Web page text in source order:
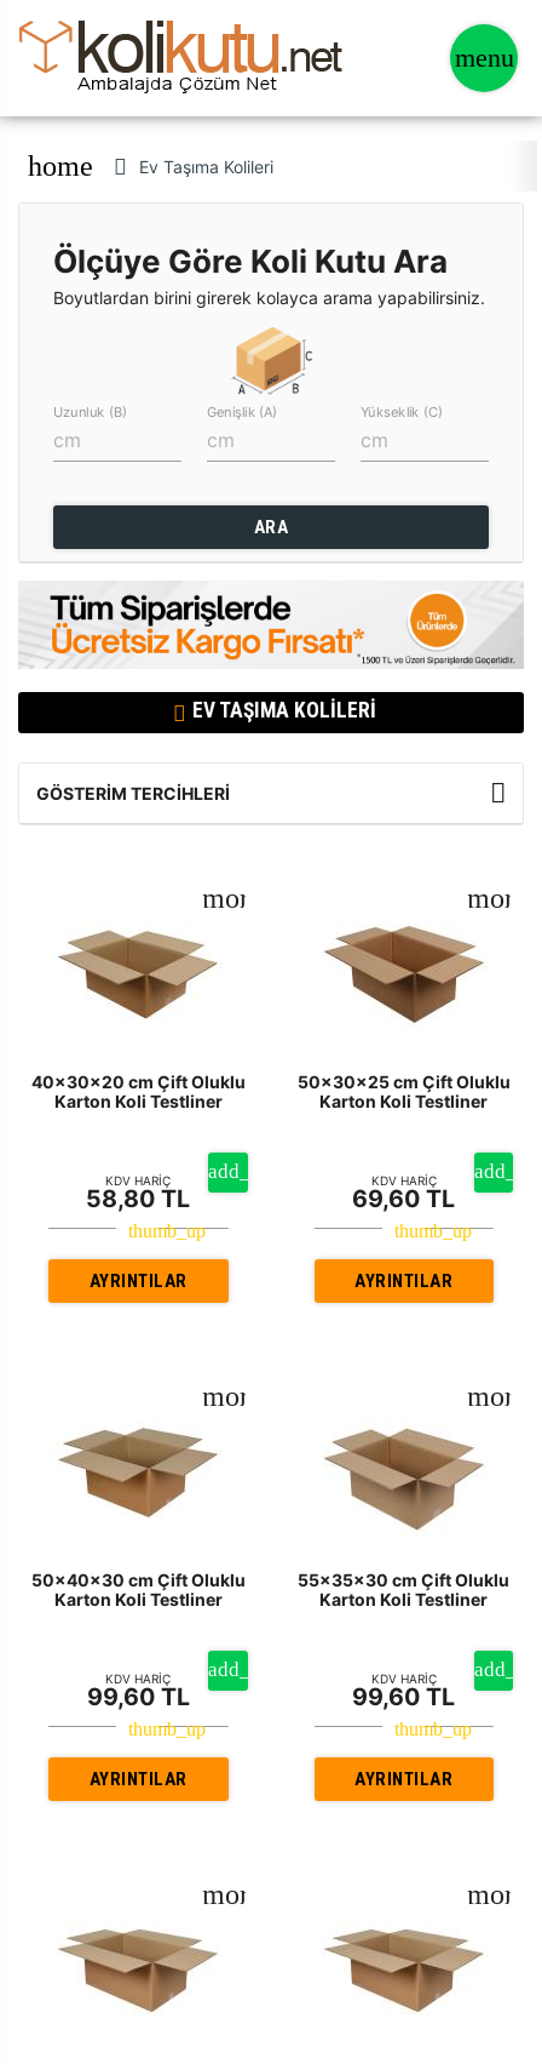
home Ev Taşıma Kolileri
Ölçüye Göre Koli Kutu Ara
Boyutlardan birini girerek kolayca arama yapabilirsiniz.
Uzunluk (B) Genişlik (A) Yükseklik (C)
ARA
EV TAŞIMA KOLILERI
GÖSTERIM TERCIHLERI
40x30x20 cm Çift Oluklu
Karton Koli Testliner
KDV HARİÇ
58,80 TL
AYRINTILAR
50x30x25 cm Çift Oluklu
Karton Koli Testliner
KDV HARİÇ
69,60 TL
AYRINTILAR
50x40x30 cm Çift Oluklu
Karton Koli Testliner
KDV HARİÇ
99,60 TL
AYRINTILAR
55x35x30 cm Çift Oluklu
Karton Koli Testliner
KDV HARİÇ
99,60 TL
AYRINTILAR